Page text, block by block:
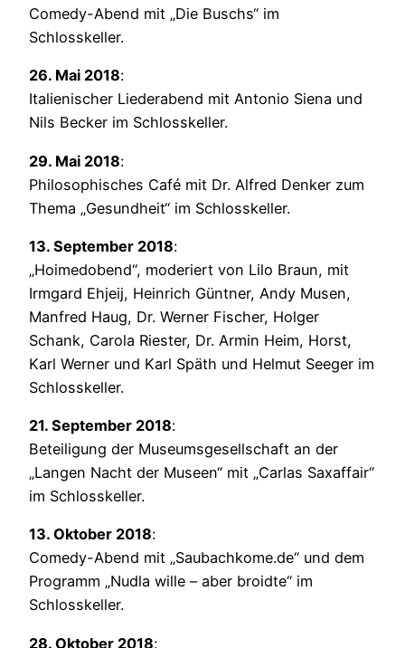
Comedy-Abend mit „Die Buschs“ im
Schlosskeller.
26. Mai 2018:
Italienischer Liederabend mit Antonio Siena und
Nils Becker im Schlosskeller.
29. Mai 2018:
Philosophisches Café mit Dr. Alfred Denker zum
Thema „Gesundheit“ im Schlosskeller.
13. September 2018:
„Hoimedobend“, moderiert von Lilo Braun, mit
Irmgard Ehjeij, Heinrich Güntner, Andy Musen,
Manfred Haug, Dr. Werner Fischer, Holger
Schank, Carola Riester, Dr. Armin Heim, Horst,
Karl Werner und Karl Späth und Helmut Seeger im
Schlosskeller.
21. September 2018:
Beteiligung der Museumsgesellschaft an der
„Langen Nacht der Museen“ mit „Carlas Saxaffair“
im Schlosskeller.
13. Oktober 2018:
Comedy-Abend mit „Saubachkome.de“ und dem
Programm „Nudla wille – aber broidte“ im
Schlosskeller.
28. Oktober 2018: